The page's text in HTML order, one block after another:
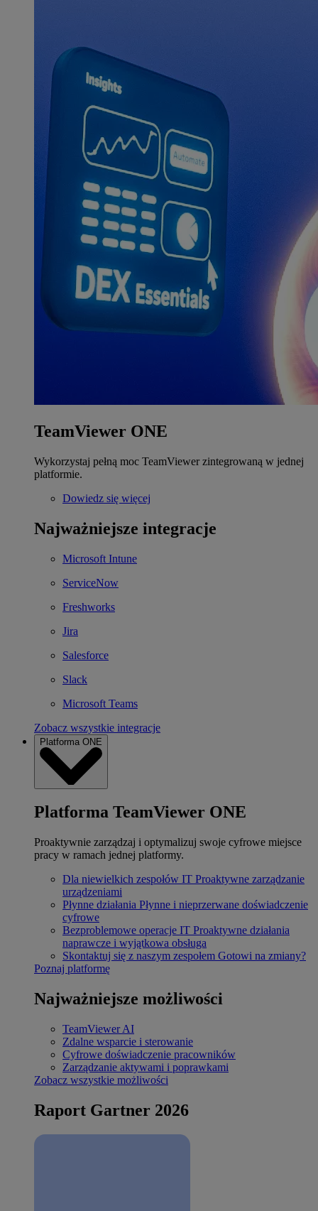
TeamViewer ONE
Wykorzystaj pełną moc TeamViewer zintegrowaną w jednej
platformie.
Dowiedz się więcej
Najważniejsze integracje
Microsoft Intune
ServiceNow
Freshworks
Jira
Salesforce
Slack
Microsoft Teams
Zobacz wszystkie integracje
Platforma ONE
Platforma TeamViewer ONE
Proaktywnie zarządzaj i optymalizuj swoje cyfrowe miejsce
pracy w ramach jednej platformy.
Dla niewielkich zespołów IT Proaktywne zarządzanie
urządzeniami
Płynne działania Płynne i nieprzerwane doświadczenie
cyfrowe
Bezproblemowe operacje IT Proaktywne działania
naprawcze i wyjątkowa obsługa
Skontaktuj się z naszym zespołem Gotowi na zmiany?
Poznaj platformę
Najważniejsze możliwości
TeamViewer AI
Zdalne wsparcie i sterowanie
Cyfrowe doświadczenie pracowników
Zarządzanie aktywami i poprawkami
Zobacz wszystkie możliwości
Raport Gartner 2026